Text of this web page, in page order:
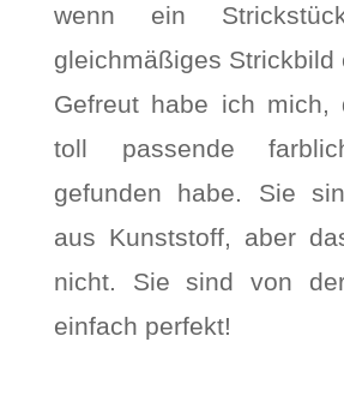
wenn ein
gleichmäßiges Strickbild
Gefreut habe ich mich,
toll passende
gefunden habe. Sie
aus Kunststoff, aber
nicht. Sie sind von
einfach perfekt!